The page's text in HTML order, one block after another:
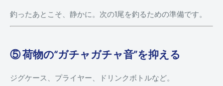
釣ったあとこそ、静かに。次の1尾を釣るための準備です。
⑤ 荷物の“ガチャガチャ音”を抑える
ジグケース、プライヤー、ドリンクボトルなど。